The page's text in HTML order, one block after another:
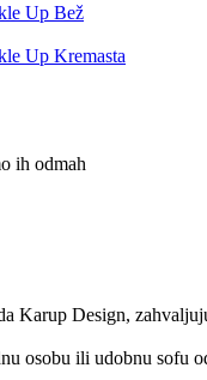
Up Bež
Up Kremasta
ih odmah
Karup Design,
osobu ili udobnu sofu